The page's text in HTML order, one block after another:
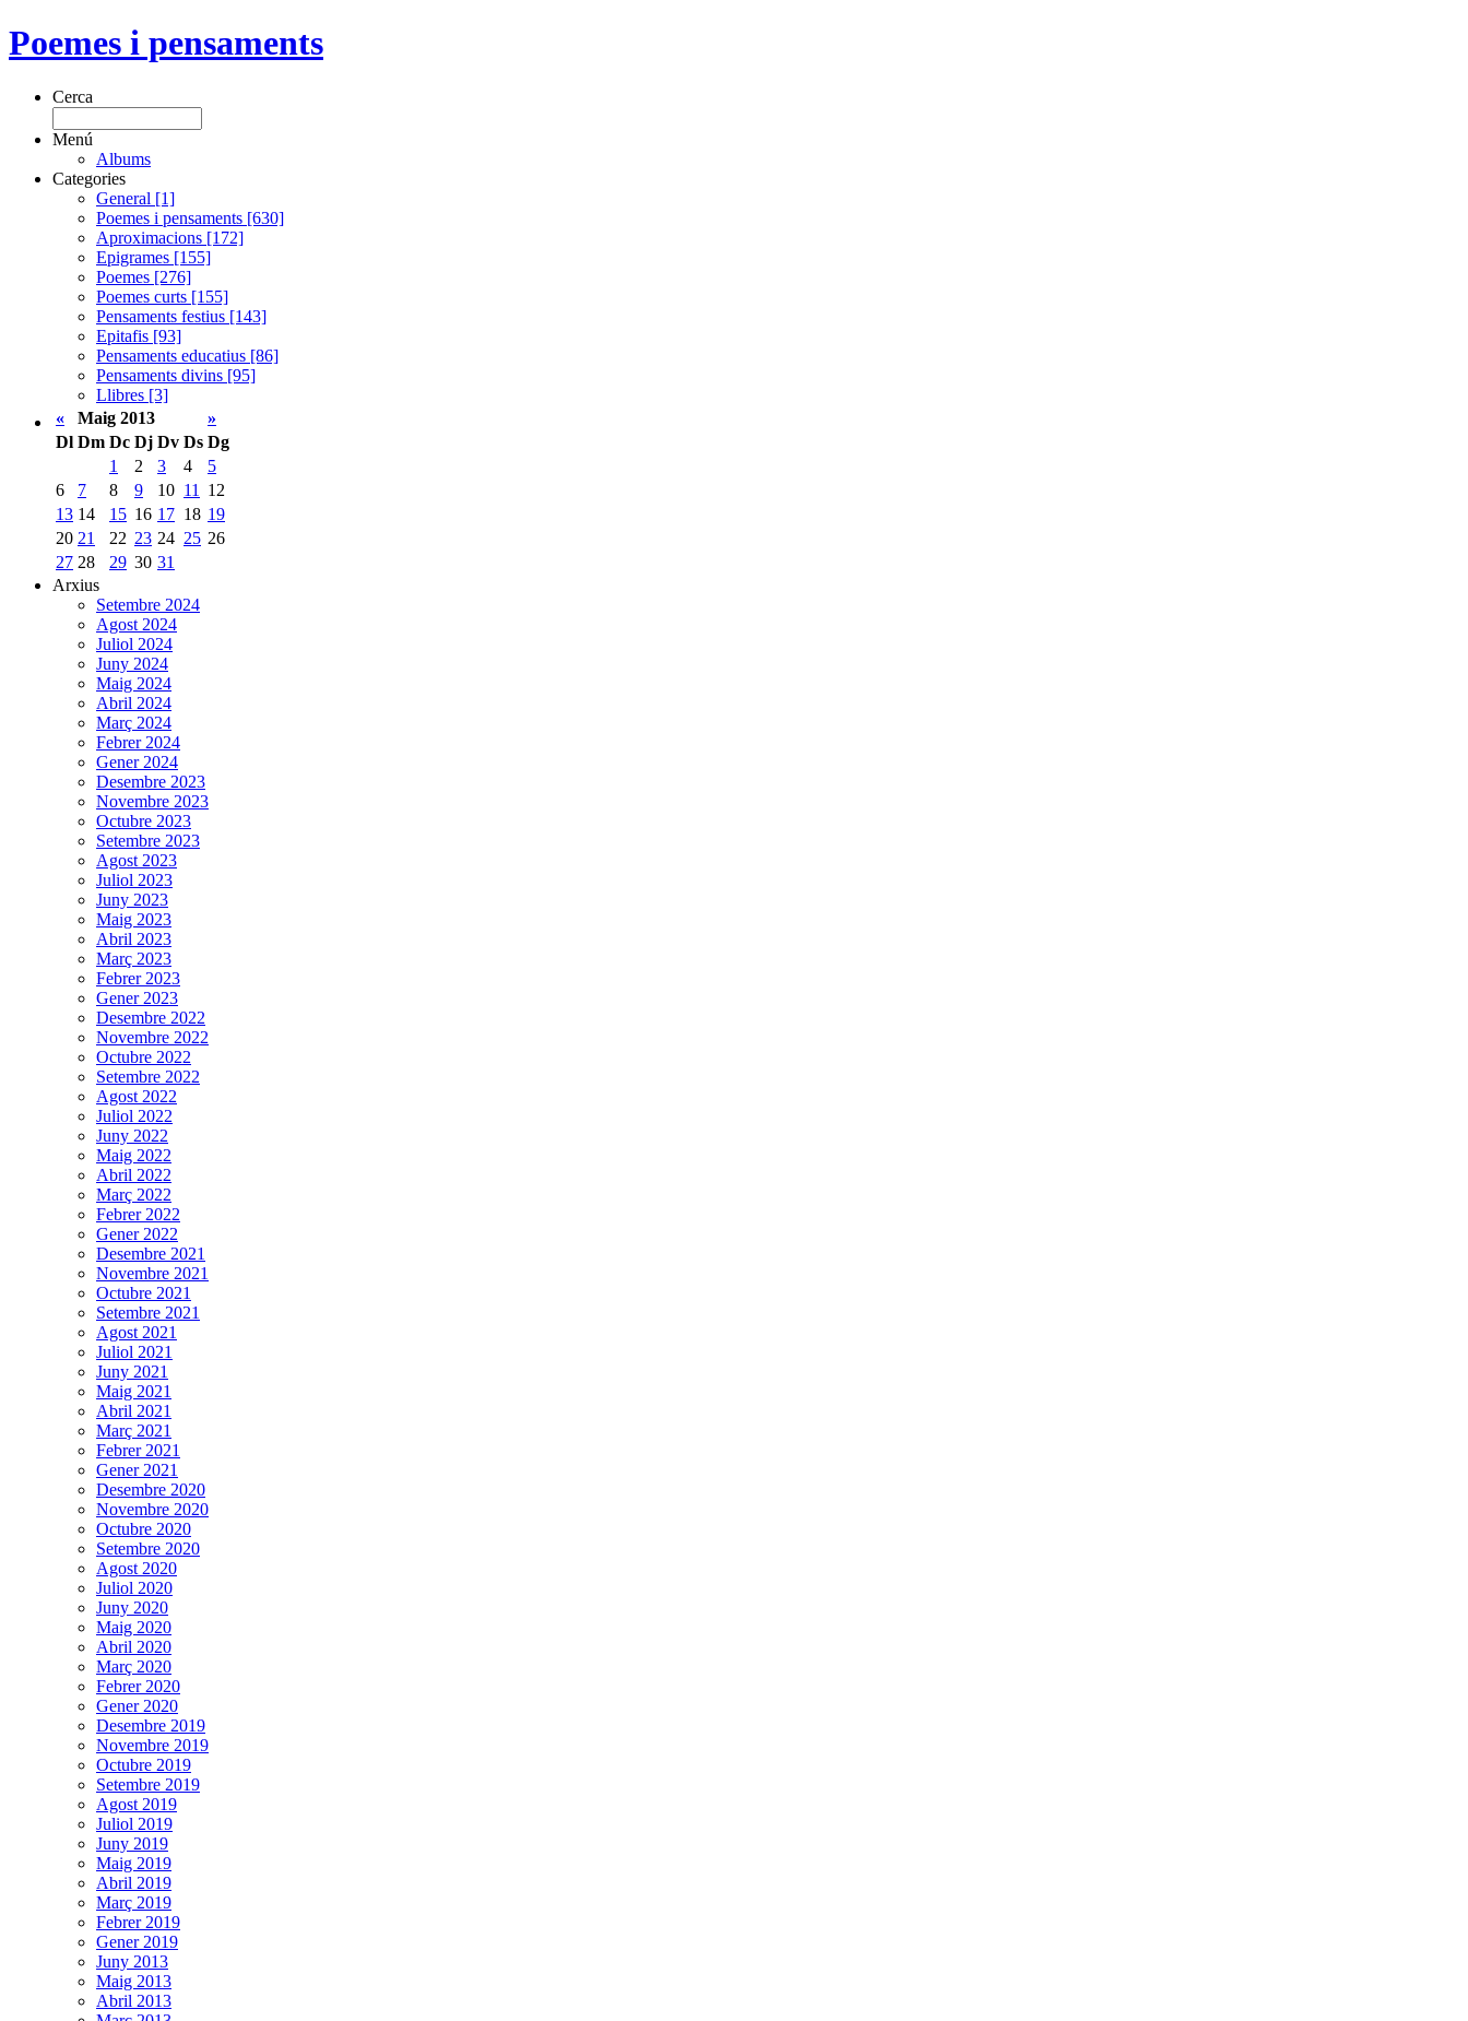
Poemes i pensaments
Cerca
Menú
Albums
Categories
General [1]
Poemes i pensaments [630]
Aproximacions [172]
Epigrames [155]
Poemes [276]
Poemes curts [155]
Pensaments festius [143]
Epitafis [93]
Pensaments educatius [86]
Pensaments divins [95]
Llibres [3]
«
Maig 2013
»
Dl Dm Dc Dj Dv Ds Dg
1
2 3 4
5
6
7 8 9 10 11
12
13 14 15 16 17 18 19
20 21 22 23 24 25 26
27 28 29 30 31
Arxius
Setembre 2024
Agost 2024
Juliol 2024
Juny 2024
Maig 2024
Abril 2024
Març 2024
Febrer 2024
Gener 2024
Desembre 2023
Novembre 2023
Octubre 2023
Setembre 2023
Agost 2023
Juliol 2023
Juny 2023
Maig 2023
Abril 2023
Març 2023
Febrer 2023
Gener 2023
Desembre 2022
Novembre 2022
Octubre 2022
Setembre 2022
Agost 2022
Juliol 2022
Juny 2022
Maig 2022
Abril 2022
Març 2022
Febrer 2022
Gener 2022
Desembre 2021
Novembre 2021
Octubre 2021
Setembre 2021
Agost 2021
Juliol 2021
Juny 2021
Maig 2021
Abril 2021
Març 2021
Febrer 2021
Gener 2021
Desembre 2020
Novembre 2020
Octubre 2020
Setembre 2020
Agost 2020
Juliol 2020
Juny 2020
Maig 2020
Abril 2020
Març 2020
Febrer 2020
Gener 2020
Desembre 2019
Novembre 2019
Octubre 2019
Setembre 2019
Agost 2019
Juliol 2019
Juny 2019
Maig 2019
Abril 2019
Març 2019
Febrer 2019
Gener 2019
Juny 2013
Maig 2013
Abril 2013